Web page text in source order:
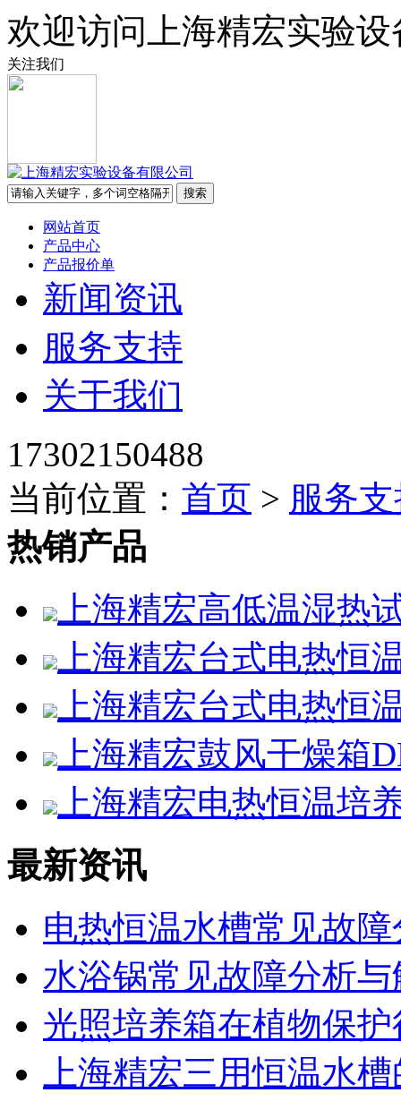
欢迎访问上海精宏实验
关注我们
网站首页
产品中心
产品报价单
新闻资讯
服务支持
关于我们
17302150488
当前位置： 首页 > 服务
热销产品
上海精宏高低温湿热
上海精宏台式电热恒
上海精宏台式电热恒
上海精宏鼓风干燥箱
上海精宏电热恒温培
最新资讯
电热恒温水槽常见故
水浴锅常见故障分析
光照培养箱在植物保
上海精宏三用恒温水